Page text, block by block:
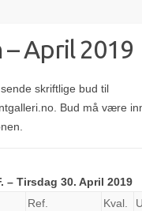
– April 2019
skriftlige bud til
Bud må være
– Tirsdag 30. April 2019
Ref. Kval.